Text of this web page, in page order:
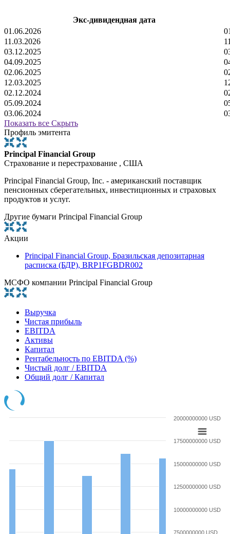
Экс-дивидендная дата
01.06.2026
11.03.2026
03.12.2025
04.09.2025
02.06.2025
12.03.2025
02.12.2024
05.09.2024
03.06.2024
Показать все Скрыть
Профиль эмитента
Principal Financial Group
Страхование и перестрахование , США
Principal Financial Group, Inc. - американский поставщик
пенсионных сберегательных, инвестиционных и страховых
продуктов и услуг.
Другие бумаги Principal Financial Group
Акции
Principal Financial Group, Бразильская депозитарная
расписка (БДР), BRP1FGBDR002
МСФО компании Principal Financial Group
Выручка
Чистая прибыль
EBITDA
Активы
Капитал
Рентабельность по EBITDA (%)
Чистый долг / EBITDA
Общий долг / Капитал
7500000000 USD
10000000000 USD
12500000000 USD
15000000000 USD
17500000000 USD
20000000000 USD